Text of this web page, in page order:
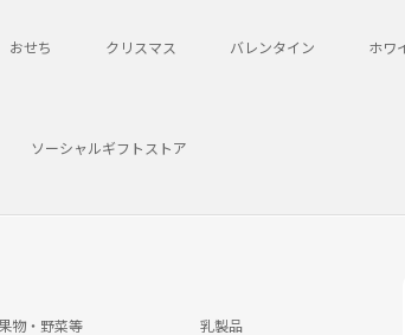
おせち クリスマス バレンタイン ホワ
ソーシャルギフトストア
果物・野菜等 乳製品